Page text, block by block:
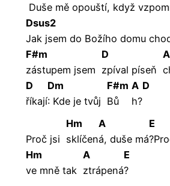
Duše mě opouští, když
Dsus2
Jak jsem do Božího domu
F#m
zástupem jsem
D
zpíval píseň
A
D
říkají
Dm
: Kde je tvůj
F#m
Bů
A
h?
D
Proč jsi
Hm
sklíčen
A
á, duše má
E
Hm
ve mně tak
A
ztrápená
E
?